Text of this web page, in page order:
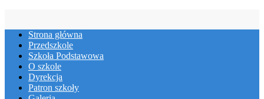
contentStrona główna
Przedszkole
Szkoła Podstawowa
O szkole
Dyrekcja
Patron szkoły